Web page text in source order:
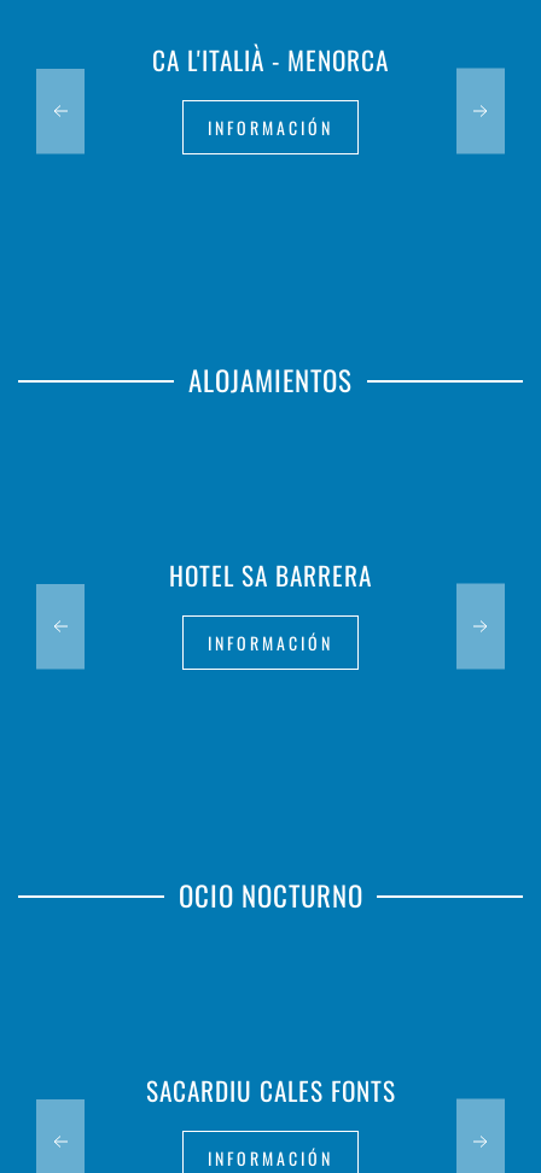
CA L'ITALIÀ - MENORCA
INFORMACIÓN
ALOJAMIENTOS
HOTEL SA BARRERA
INFORMACIÓN
OCIO NOCTURNO
SACARDIU CALES FONTS
INFORMACIÓN